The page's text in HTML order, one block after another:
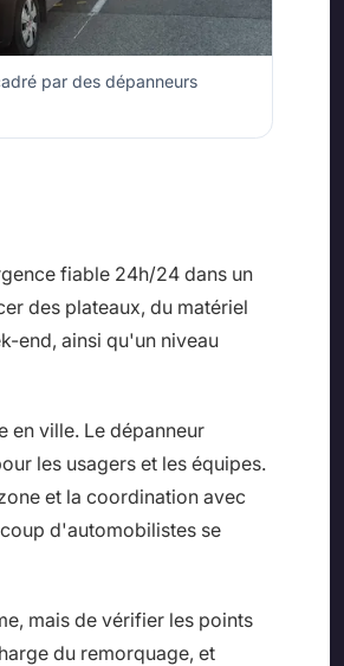
par des dépanneurs
fiable 24h/24 dans un
des plateaux, du matériel
end, ainsi qu'un niveau
en ville. Le dépanneur
les usagers et les équipes.
et la coordination avec
d'automobilistes se
mais de vérifier les points
du remorquage, et